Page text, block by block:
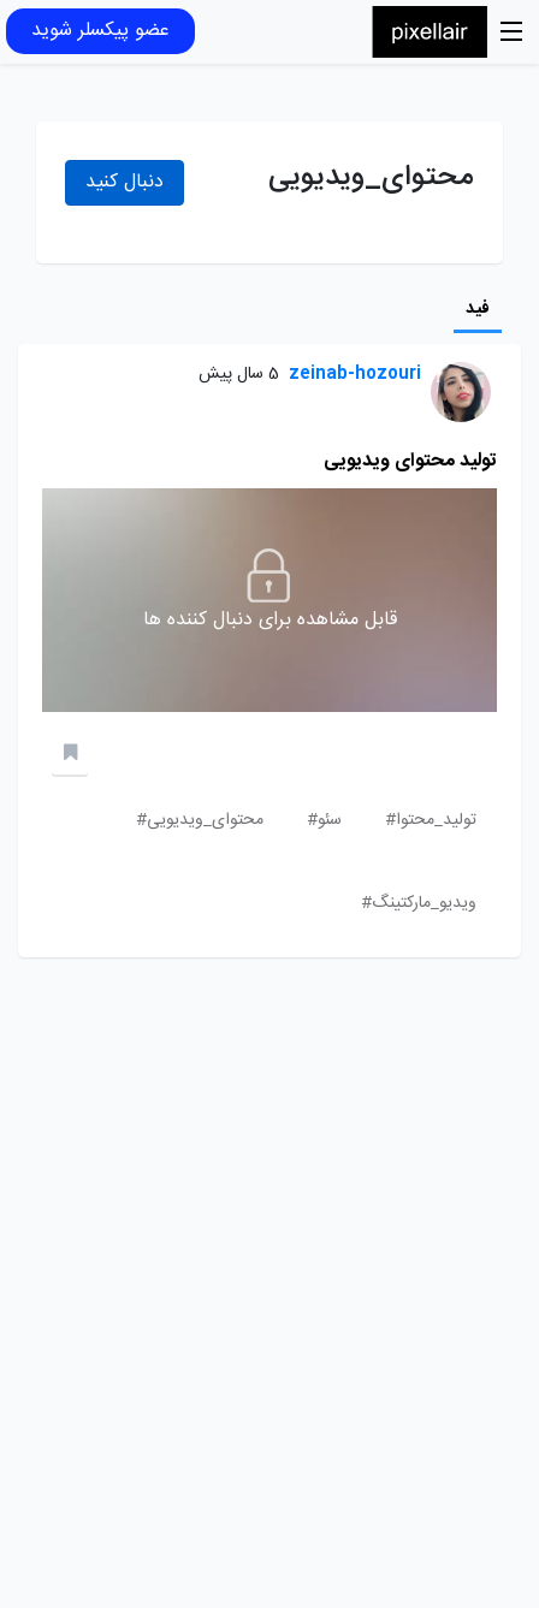
عضو پیکسلر شوید
محتوای_ویدیویی دنبال کنید
فید
zeinab-hozouri 5 سال پیش
تولید محتوای ویدیویی
قابل مشاهده برای دنبال کننده ها
تولید_محتوا# سئو# محتوای_ویدیویی#
ویدیو_مارکتینگ#